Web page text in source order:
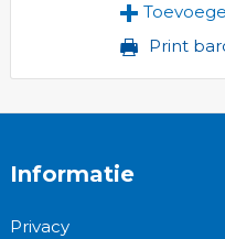
Print
Informatie
Privacy